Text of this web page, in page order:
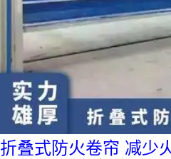
折叠式防火卷帘 减少